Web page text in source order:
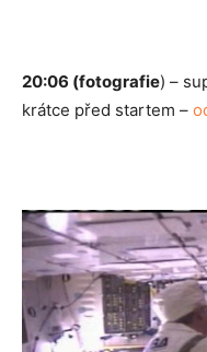
20:06 (fotografie) –
krátce před startem –